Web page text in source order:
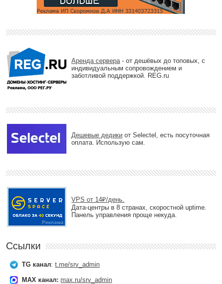
Аренда сервера - от дешёвых до топовых, с
индивидуальным сопровождением и
заботливой поддержкой. REG.ru
Дешевые дедики от Selectel, есть посуточная
оплата. Использую сам.
VPS от 14₽/день.
Дата-центры в 8 странах, скоростной uptime.
Панель управления проще некуда.
Ссылки
TG канал:t.me/srv_admin
MAX канал: max.ru/srv_admin